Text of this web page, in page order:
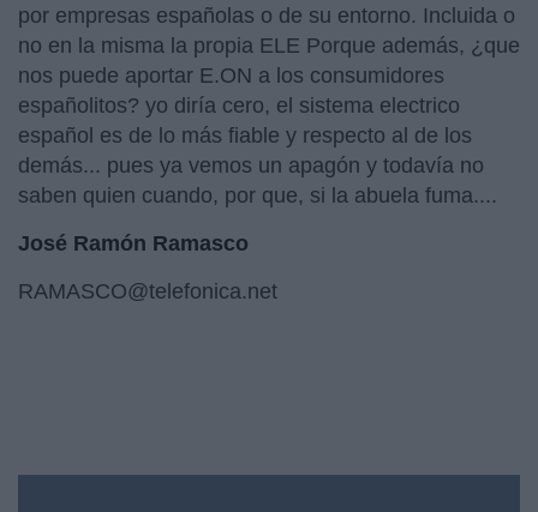
por empresas españolas o de su entorno. Incluida o
no en la misma la propia ELE Porque además, ¿que
nos puede aportar E.ON a los consumidores
españolitos? yo diría cero, el sistema electrico
español es de lo más fiable y respecto al de los
demás... pues ya vemos un apagón y todavía no
saben quien cuando, por que, si la abuela fuma....
José Ramón Ramasco
RAMASCO@telefonica.net